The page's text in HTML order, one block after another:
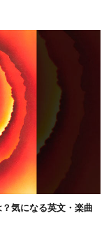
気になる英文・楽曲